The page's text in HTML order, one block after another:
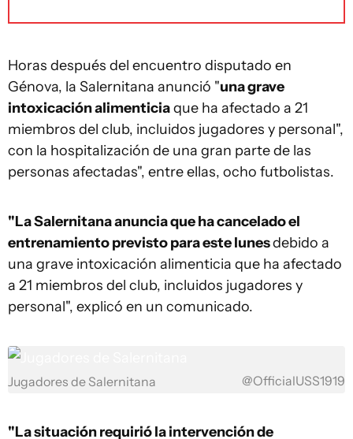
Horas después del encuentro disputado en
Génova, la Salernitana anunció "una grave
intoxicación alimenticiaque ha afectado a 21
miembros del club, incluidos jugadores y personal",
con la hospitalización de una gran parte de las
personas afectadas", entre ellas, ocho futbolistas.
"La Salernitana anuncia que ha cancelado el
entrenamiento previsto para este lunesdebido a
una grave intoxicación alimenticia que ha afectado
a 21 miembros del club, incluidos jugadores y
personal", explicó en un comunicado.
Jugadores de Salernitana @OfficialUSS1919
"La situación requirió la intervención de